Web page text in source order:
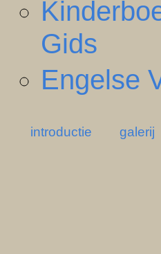
Gids
Engelse
introductie galerij